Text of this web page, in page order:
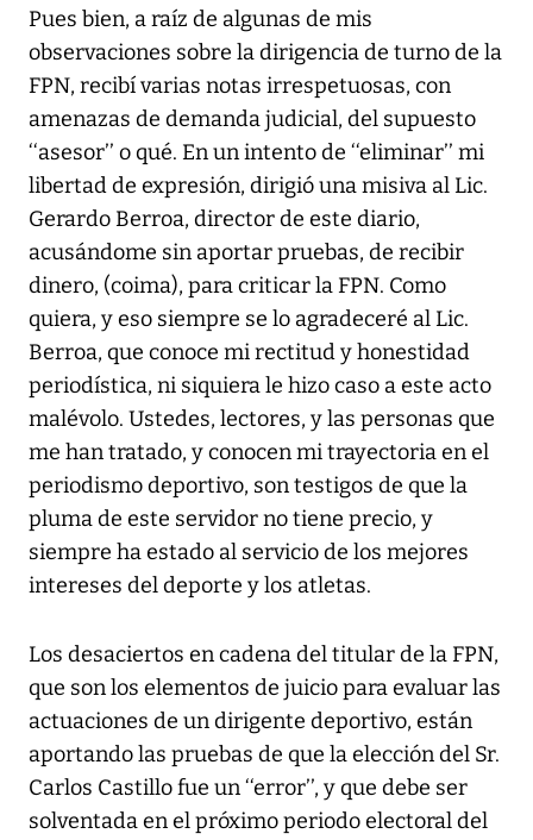
Pues bien, a raíz de algunas de mis
observaciones sobre la dirigencia de turno de la
FPN, recibí varias notas irrespetuosas, con
amenazas de demanda judicial, del supuesto
‘‘asesor’’ o qué. En un intento de ‘‘eliminar’’ mi
libertad de expresión, dirigió una misiva al Lic.
Gerardo Berroa, director de este diario,
acusándome sin aportar pruebas, de recibir
dinero, (coima), para criticar la FPN. Como
quiera, y eso siempre se lo agradeceré al Lic.
Berroa, que conoce mi rectitud y honestidad
periodística, ni siquiera le hizo caso a este acto
malévolo. Ustedes, lectores, y las personas que
me han tratado, y conocen mi trayectoria en el
periodismo deportivo, son testigos de que la
pluma de este servidor no tiene precio, y
siempre ha estado al servicio de los mejores
intereses del deporte y los atletas.
Los desaciertos en cadena del titular de la FPN,
que son los elementos de juicio para evaluar las
actuaciones de un dirigente deportivo, están
aportando las pruebas de que la elección del Sr.
Carlos Castillo fue un ‘‘error’’, y que debe ser
solventada en el próximo periodo electoral del